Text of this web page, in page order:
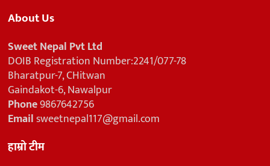
About Us
Sweet Nepal Pvt Ltd
DOIB Registration Number:2241/077-78
Bharatpur-7, CHitwan
Gaindakot-6, Nawalpur
Phone9867642756
Emailsweetnepal117@gmail.com
हाम्रो टीम